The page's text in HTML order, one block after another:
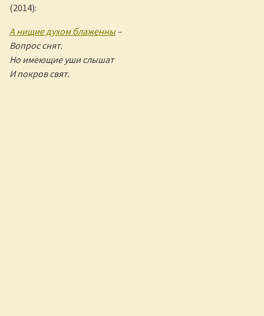
(2014):
А нищие духом блаженны–
Вопрос снят.
Но имеющие уши слышат
И покров свят.